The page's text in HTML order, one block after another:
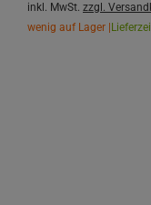
inkl. MwSt. zzgl.
wenig auf Lager |